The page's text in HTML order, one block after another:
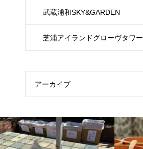
武蔵浦和SKY&GARDEN
芝浦アイランドグローヴタワー
アーカイブ